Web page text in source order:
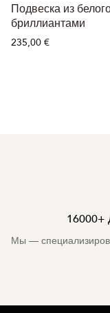
Подвеска из
бриллиантами
235,00 €
Мы —